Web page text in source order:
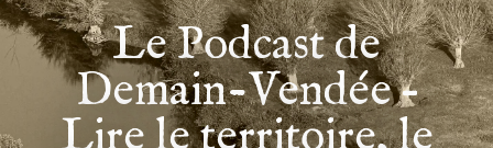
Le Podcast de
Demain-Vendée –